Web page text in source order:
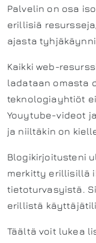
Palvelin on osa
erillisiä
ajasta
Kaikki web-
ladataan omasta
teknologiayhtiöt
Youytube-videot
ja niiltäkin on
Blogikirjoitusteni
merkitty erillisillä
tietoturvasyistä.
erillistä
Täältä voit lukea